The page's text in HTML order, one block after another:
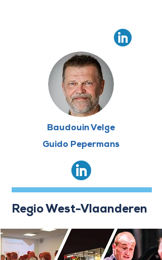
Baudouin Velge
Guido Pepermans
Regio West-Vlaanderen